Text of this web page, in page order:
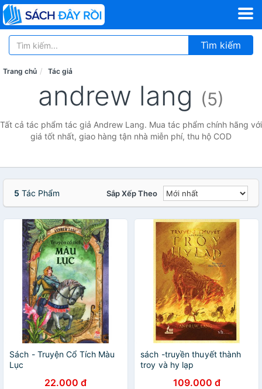
Tìm kiếm
Trang chủ Tác giả
andrew lang (5)
Tất cả tác phẩm tác giả Andrew Lang. Mua tác phẩm chính hãng với
giá tốt nhất, giao hàng tận nhà miễn phí, thu hộ COD
5 Tác Phẩm Sắp Xếp Theo
Sách - Truyện Cổ Tích Màu
Lục
22.000 đ
sách -truyền thuyết thành
troy và hy lạp
109.000 đ